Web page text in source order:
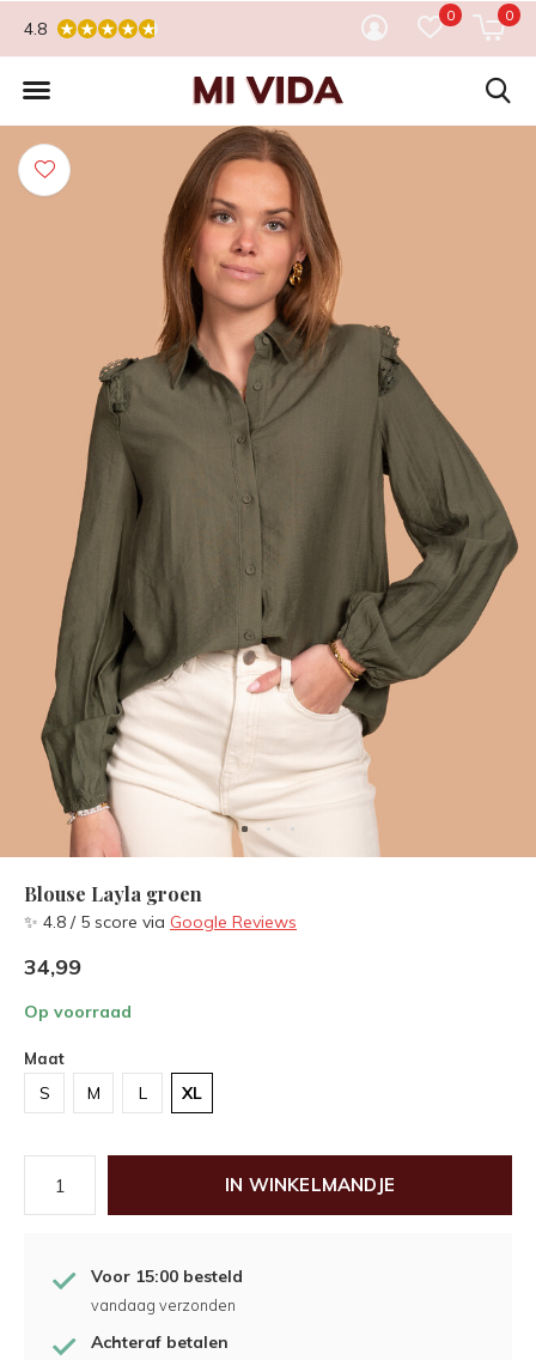
0 0
4.8
Blouse Layla groen
✨ 4.8 / 5 score via Google Reviews
34,99
Op voorraad
Maat
S M L XL
IN WINKELMANDJE
Voor 15:00 besteld
vandaag verzonden
Achteraf betalen